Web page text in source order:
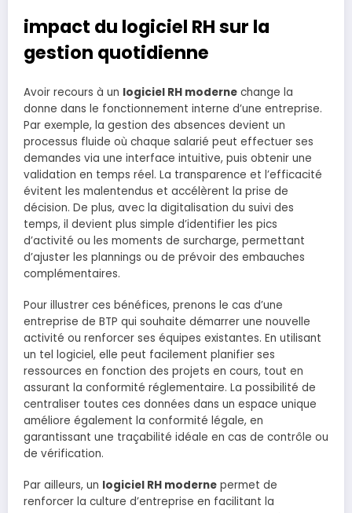
impact du logiciel RH sur la
gestion quotidienne
Avoir recours à un logiciel RH moderne change la
donne dans le fonctionnement interne d’une entreprise.
Par exemple, la gestion des absences devient un
processus fluide où chaque salarié peut effectuer ses
demandes via une interface intuitive, puis obtenir une
validation en temps réel. La transparence et l’efficacité
évitent les malentendus et accélèrent la prise de
décision. De plus, avec la digitalisation du suivi des
temps, il devient plus simple d’identifier les pics
d’activité ou les moments de surcharge, permettant
d’ajuster les plannings ou de prévoir des embauches
complémentaires.
Pour illustrer ces bénéfices, prenons le cas d’une
entreprise de BTP qui souhaite démarrer une nouvelle
activité ou renforcer ses équipes existantes. En utilisant
un tel logiciel, elle peut facilement planifier ses
ressources en fonction des projets en cours, tout en
assurant la conformité réglementaire. La possibilité de
centraliser toutes ces données dans un espace unique
améliore également la conformité légale, en
garantissant une traçabilité idéale en cas de contrôle ou
de vérification.
Par ailleurs, un logiciel RH moderne permet de
renforcer la culture d’entreprise en facilitant la